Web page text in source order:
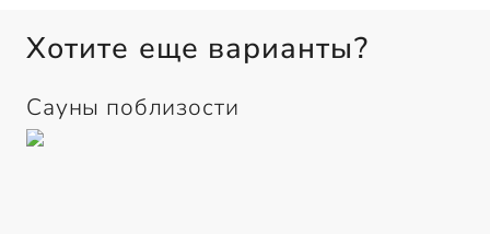
Хотите еще варианты?
Сауны поблизости